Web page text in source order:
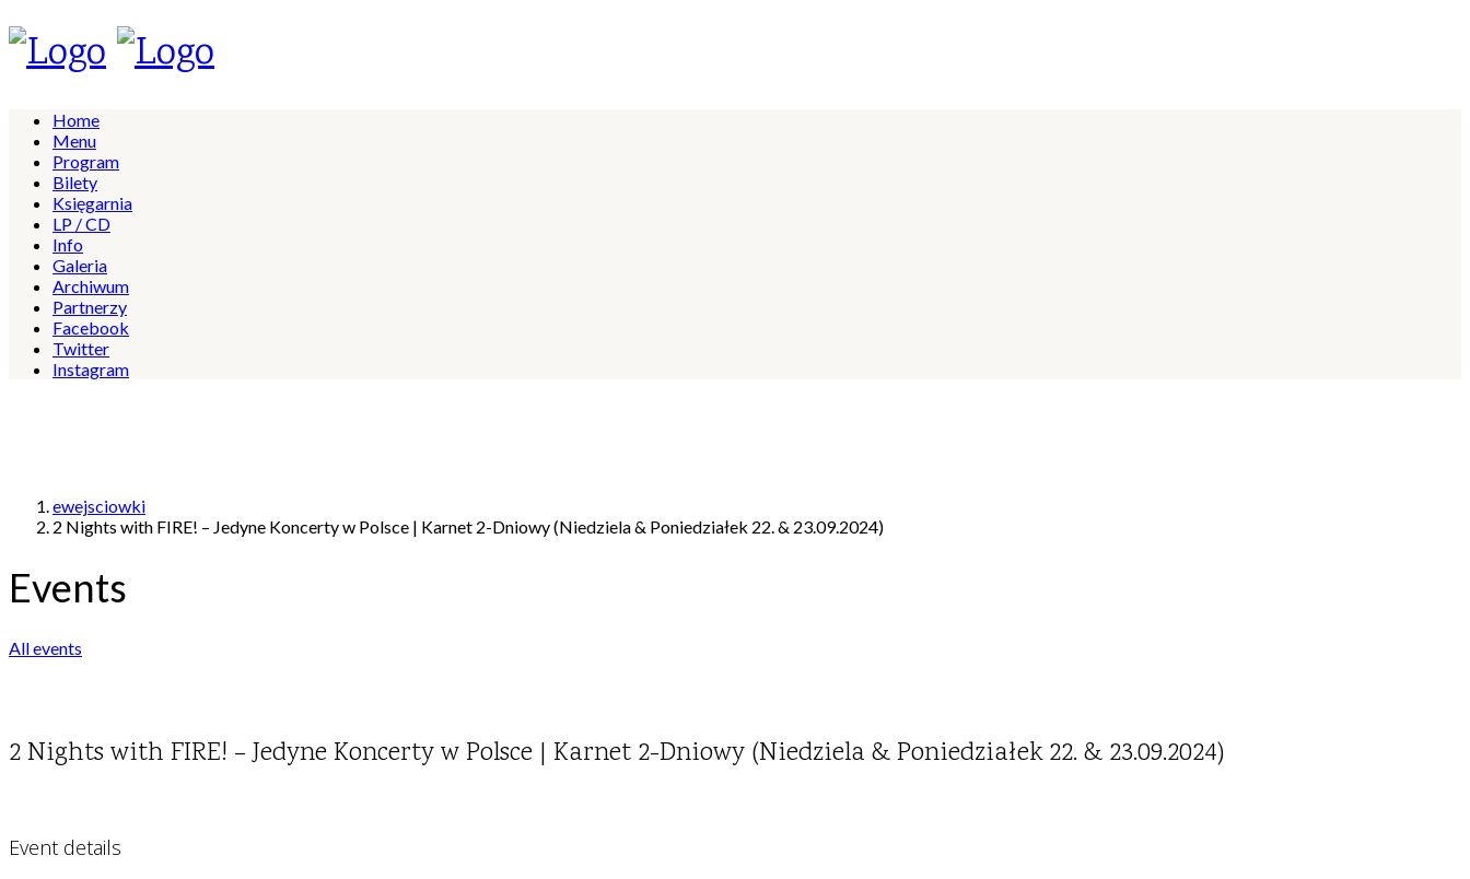
Home
Menu
Program
Bilety
Księgarnia
LP / CD
Info
Galeria
Archiwum
Partnerzy
Facebook
Twitter
Instagram
ewejsciowki
2 Nights with FIRE! – Jedyne Koncerty w Polsce | Karnet 2-Dniowy (Niedziela & Poniedziałek 22. & 23.09.2024)
Events
All events
2 Nights with FIRE! – Jedyne Koncerty w Polsce | Karnet 2-Dniowy (Niedziela & Poniedziałek 22. & 23.09.2024)
Event details